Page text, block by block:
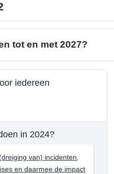
tot en met 2027?
iedereen
in 2024?
van) incidenten,
en daarmee de impact